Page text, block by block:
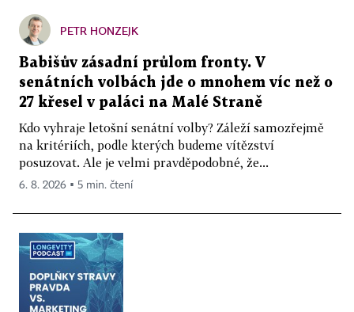
PETR HONZEJK
Babišův zásadní průlom fronty. V
senátních volbách jde o mnohem víc než o
27 křesel v paláci na Malé Straně
Kdo vyhraje letošní senátní volby? Záleží samozřejmě
na kritériích, podle kterých budeme vítězství
posuzovat. Ale je velmi pravděpodobné, že...
6. 8. 2026 ▪ 5 min. čtení